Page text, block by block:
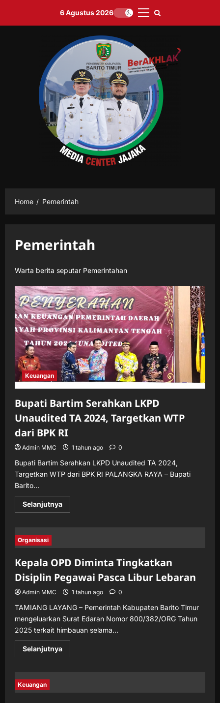
content
6 Agustus 2026
Primary
Home Pemerintah
Pemerintah
Warta berita seputar Pemerintahan
Keuangan
Bupati Bartim Serahkan LKPD
Unaudited TA 2024, Targetkan WTP
dari BPK RI
Admin MMC 1 tahun ago 0
Bupati Bartim Serahkan LKPD Unaudited TA 2024,
Targetkan WTP dari BPK RI PALANGKA RAYA – Bupati
Barito...
SelanjutnyaRead
more
TA
2024,
Targetkan
WTP
dari
BPK
Organisasi
Kepala OPD Diminta Tingkatkan
Disiplin Pegawai Pasca Libur Lebaran
Admin MMC 1 tahun ago 0
TAMIANG LAYANG – Pemerintah Kabupaten Barito Timur
mengeluarkan Surat Edaran Nomor 800/382/ORG Tahun
2025 terkait himbauan selama...
SelanjutnyaRead
more
Keuangan